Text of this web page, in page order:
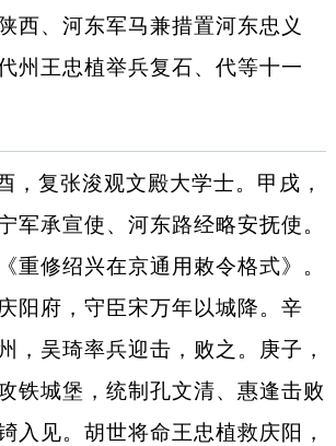
西、河东军马兼措置河东忠义
州王忠植举兵复石、代等十一
，复张浚观文殿大学士。甲戌，
军承宣使、河东路经略安抚使。
重修绍兴在京通用敕令格式》。
阳府，守臣宋万年以城降。辛
，吴琦率兵迎击，败之。庚子，
铁城堡，统制孔文清、惠逢击败
入见。胡世将命王忠植救庆阳，